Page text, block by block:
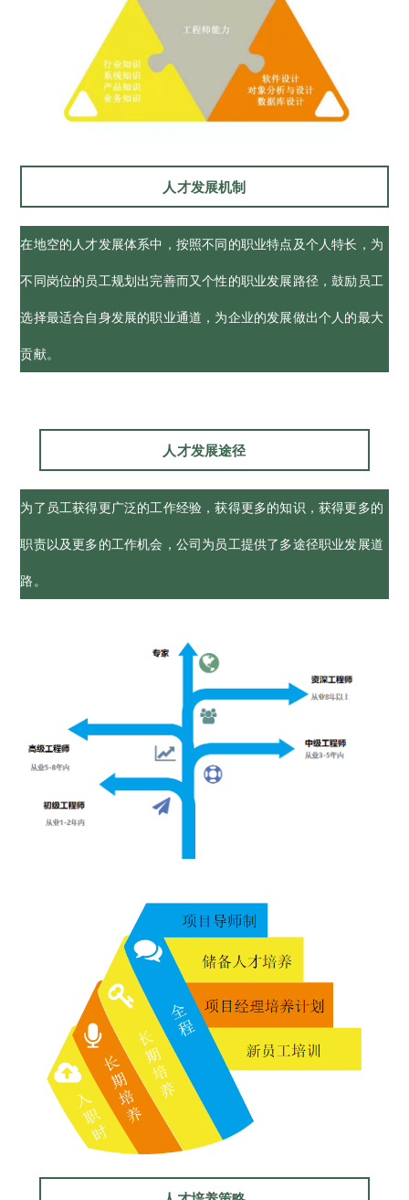
人才发展机制
在地空的人才发展体系中，按照不同的职业特点及个人特长，为
不同岗位的员工规划出完善而又个性的职业发展路径，鼓励员工
选择最适合自身发展的职业通道，为企业的发展做出个人的最大
贡献。
人才发展途径
为了员工获得更广泛的工作经验，获得更多的知识，获得更多的
职责以及更多的工作机会，公司为员工提供了多途径职业发展道
路。